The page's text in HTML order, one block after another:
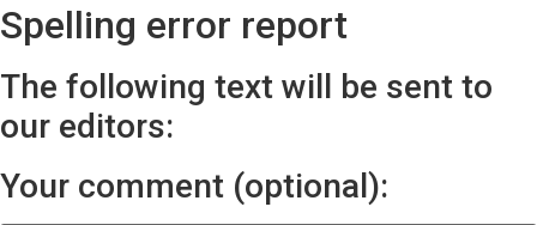
Spelling error report
The following text will be sent to
our editors:
Your comment (optional):